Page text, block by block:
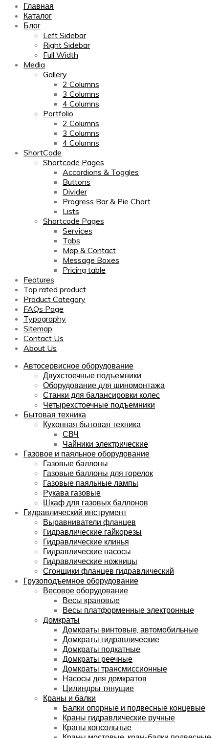
Главная
Каталог
Блог
Left Sidebar
Right Sidebar
Full Width
Media
Gallery
2 Columns
3 Columns
4 Columns
Portfolio
2 Columns
3 Columns
4 Columns
ShortCode
Shortcode Pages
Accordions & Toggles
Buttons
Divider
Progress Bar & Pie Chart
Lists
Shortcode Pages
Services
Tabs
Map & Contact
Message Boxes
Pricing table
Features
Top rated product
Product Category
FAQs Page
Typography
Sitemap
Contact Us
About Us
Автосервисное оборудование
Двухстоечные подъемники
Оборудование для шиномонтажа
Станки для балансировки колес
Четырехстоечные подъемники
Бытовая техника
Кухонная бытовая техника
СВЧ
Чайники электрические
Газовое и паяльное оборудование
Газовые баллоны
Газовые баллоны для горелок
Газовые паяльные лампы
Рукава газовые
Шкаф для газовых баллонов
Гидравлический инструмент
Выравниватели фланцев
Гидравлические гайкорезы
Гидравлические клинья
Гидравлические насосы
Гидравлические ножницы
Сгонщики фланцев гидравлический
Грузоподъемное оборудование
Весовое оборудование
Весы крановые
Весы платформенные электронные
Домкраты
Домкраты винтовые, автомобильные
Домкраты гидравлические
Домкраты подкатные
Домкраты реечные
Домкраты трансмиссионные
Насосы для домкратов
Цилиндры тянущие
Краны и балки
Балки опорные и подвесные концевые
Краны гидравлические ручные
Краны консольные